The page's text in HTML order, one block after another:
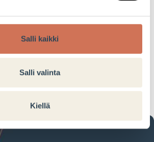
Salli kaikki
Salli valinta
Kiellä